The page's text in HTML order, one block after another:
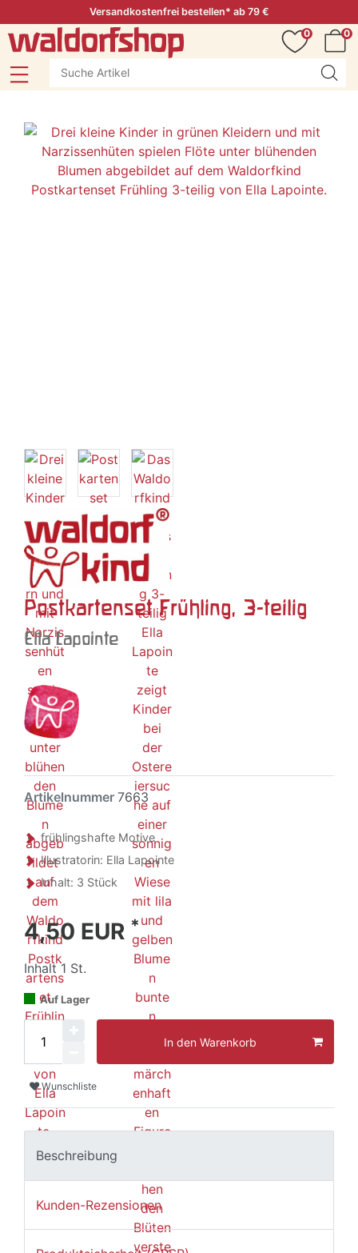
Versandkostenfrei bestellen* ab 79 €
0
0
Postkartenset Frühling, 3-teilig
Ella Lapointe
Artikelnummer 7663
frühlingshafte Motive
Illustratorin: Ella Lapointe
Inhalt: 3 Stück
4,50 EUR *
Inhalt1 St.
Auf Lager
In den Warenkorb
Wunschliste
Beschreibung
Kunden-Rezensionen